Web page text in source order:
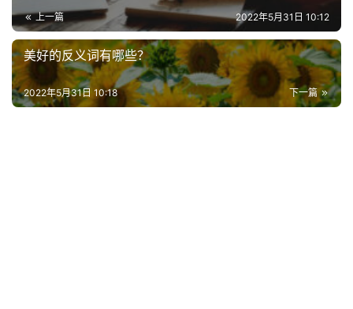
今
诗
词
常
用
登录 注册
上一篇 2022年5月31日 10:12
美好的反义词有哪些？
下一篇
2022年5月31日 10:18